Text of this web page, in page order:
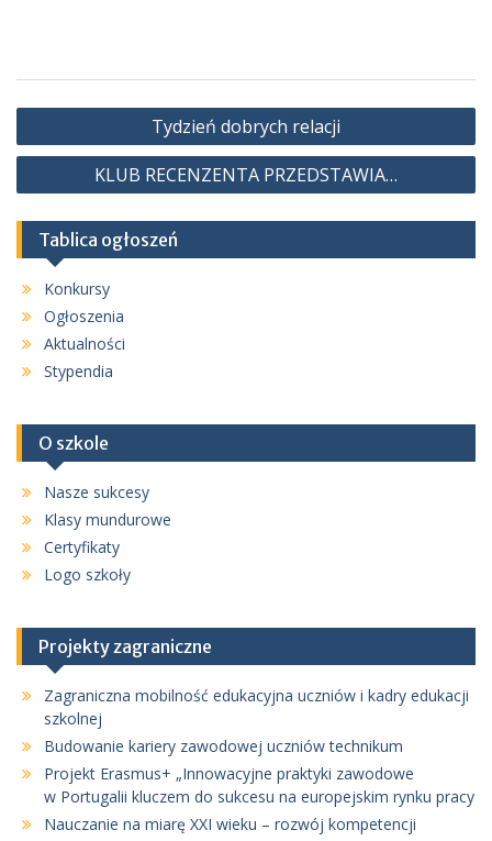
Nawigacja
wpisu
Tydzień dobrych relacji
KLUB RECENZENTA PRZEDSTAWIA…
Tablica ogłoszeń
Konkursy
Ogłoszenia
Aktualności
Stypendia
O szkole
Nasze sukcesy
Klasy mundurowe
Certyfikaty
Logo szkoły
Projekty zagraniczne
Zagraniczna mobilność edukacyjna uczniów i kadry edukacji
szkolnej
Budowanie kariery zawodowej uczniów technikum
Projekt Erasmus+ „Innowacyjne praktyki zawodowe
w Portugalii kluczem do sukcesu na europejskim rynku pracy
Nauczanie na miarę XXI wieku – rozwój kompetencji